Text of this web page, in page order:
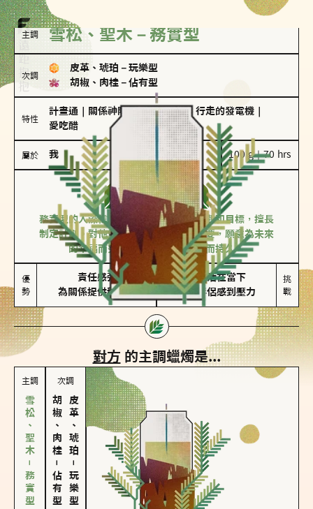
主調 雪松、聖木－務實型
次調
皮革、琥珀 － 玩樂型
胡椒、肉桂 － 佔有型
特性
計畫通 關係神隊友 滿懂撩的｜ 行走的發電機
愛吃醋
屬於 我 100 g｜70 hrs
務實型
雪松、聖木
務實型的人深信愛情立基於共同的價值觀和目標，擅長
制定計劃。對他們來說，感情穩定最重要，願意為未來
的幸福而努力，讓愛情變得踏實而持久。
優
勢
責任感強
為關係提供穩定度
較難活在當下
易讓伴侶感到壓力
挑
戰
對方 的主調蠟燭是...
主調
雪松、聖木－務實型
次調
胡椒、肉桂
－
佔有型
皮革、琥珀
－
玩樂型